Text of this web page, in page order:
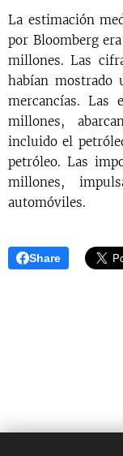
La estimación
por Bloomberg
millones. Las
habían mostrado
mercancías. Las
millones,
incluido el
petróleo. Las
millones,
automóviles.
Share